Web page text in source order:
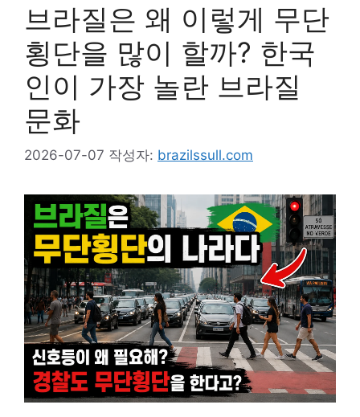
브라질은 왜 이렇게 무단
횡단을 많이 할까? 한국
인이 가장 놀란 브라질
문화
2026-07-07 작성자: brazilssull.com